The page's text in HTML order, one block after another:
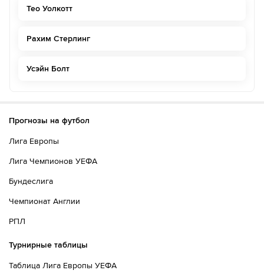
Тео Уолкотт
Рахим Стерлинг
Усэйн Болт
Прогнозы на футбол
Лига Европы
Лига Чемпионов УЕФА
Бундеслига
Чемпионат Англии
РПЛ
Турнирные таблицы
Таблица Лига Европы УЕФА